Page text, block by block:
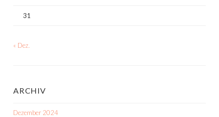
31
« Dez.
ARCHIV
Dezember 2024